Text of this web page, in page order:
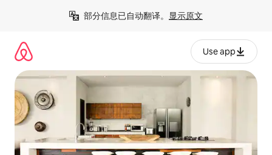
部分信息已自动翻译。 显示原文
Use app